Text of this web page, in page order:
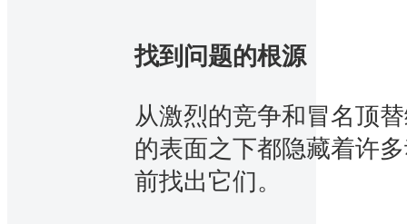
找到问题的根源
从激烈的竞争和冒名顶
的表面之下都隐藏着许
前找出它们。